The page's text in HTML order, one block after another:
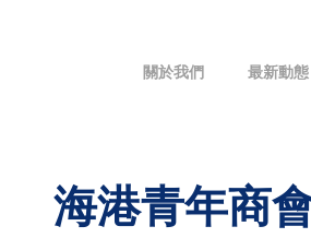
關於我們 最新動態
海港青年商